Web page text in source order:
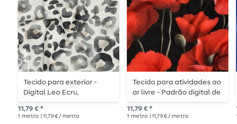
Tecido para exterior -
Digital Leo Ecru,
repelente à água
11,79 € *
1 metro | 11,79 € / metro
Tecido para atividades ao
ar livre - Padrão digital de
papoilas pretas,
repelente à água
11,79 € *
1 metro | 11,79 € / metro